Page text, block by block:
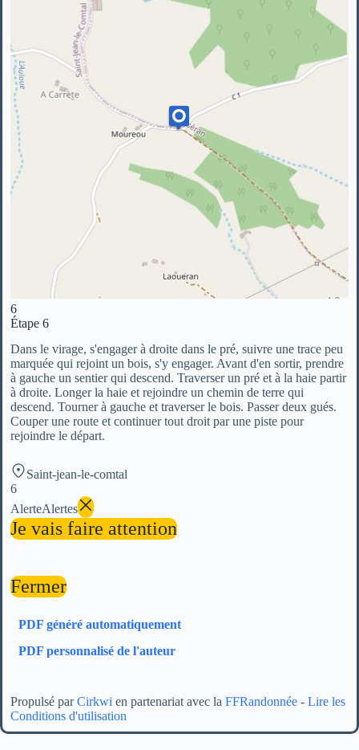
6
Étape 6
Dans le virage, s'engager à droite dans le pré, suivre une trace peu
marquée qui rejoint un bois, s'y engager. Avant d'en sortir, prendre
à gauche un sentier qui descend. Traverser un pré et à la haie partir
à droite. Longer la haie et rejoindre un chemin de terre qui
descend. Tourner à gauche et traverser le bois. Passer deux gués.
Couper une route et continuer tout droit par une piste pour
rejoindre le départ.
Saint-jean-le-comtal
6
AlerteAlertes
Je vais faire attention
Fermer
PDF généré automatiquement
PDF personnalisé de l'auteur
Propulsé parCirkwi en partenariat avec la FFRandonnée - Lire les
Conditions d'utilisation